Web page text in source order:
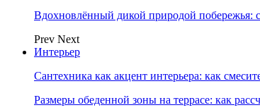
Вдохновлённый дикой природой побережья:
Prev Next
Интерьер
Сантехника как акцент интерьера: как
Размеры обеденной зоны на террасе: как